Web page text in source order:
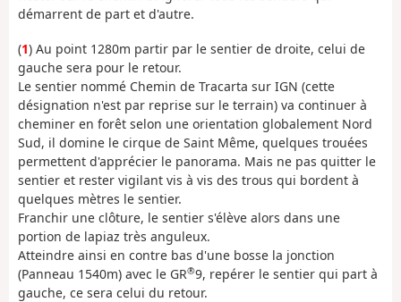
démarrent de part et d'autre.
(1) Au point 1280m partir par le sentier de droite, celui de
gauche sera pour le retour.
Le sentier nommé Chemin de Tracarta sur IGN (cette
désignation n'est par reprise sur le terrain) va continuer à
cheminer en forêt selon une orientation globalement Nord
Sud, il domine le cirque de Saint Même, quelques trouées
permettent d'apprécier le panorama. Mais ne pas quitter le
sentier et rester vigilant vis à vis des trous qui bordent à
quelques mètres le sentier.
Franchir une clôture, le sentier s'élève alors dans une
portion de lapiaz très anguleux.
Atteindre ainsi en contre bas d'une bosse la jonction
(Panneau 1540m) avec le GR®9, repérer le sentier qui part à
gauche, ce sera celui du retour.